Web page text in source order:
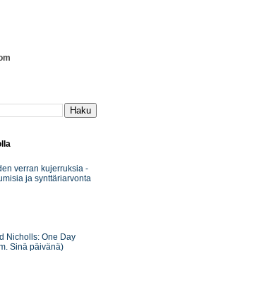
verran kujerruksia -
ja synttäriarvonta
Nicholls: One Day
Sinä päivänä)